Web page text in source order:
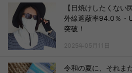
【日焼けしたくな
外線遮蔽率94.0％・
突破！
2025年05月11日
令和の夏に、それま